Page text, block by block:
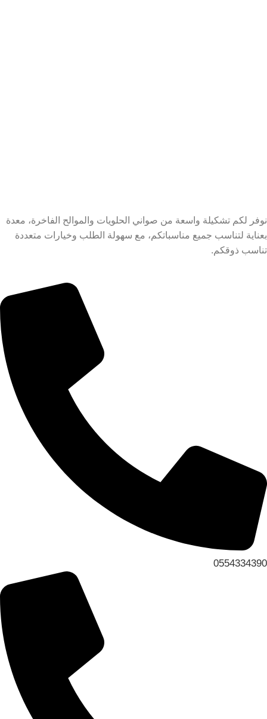
نوفر لكم تشكيلة واسعة من صواني الحلويات والموالح الفاخرة، معدة
بعناية لتناسب جميع مناسباتكم، مع سهولة الطلب وخيارات متعددة
تناسب ذوقكم.
0554334390